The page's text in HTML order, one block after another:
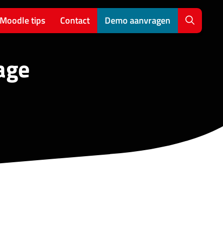
Moodle tips Contact Demo aanvragen